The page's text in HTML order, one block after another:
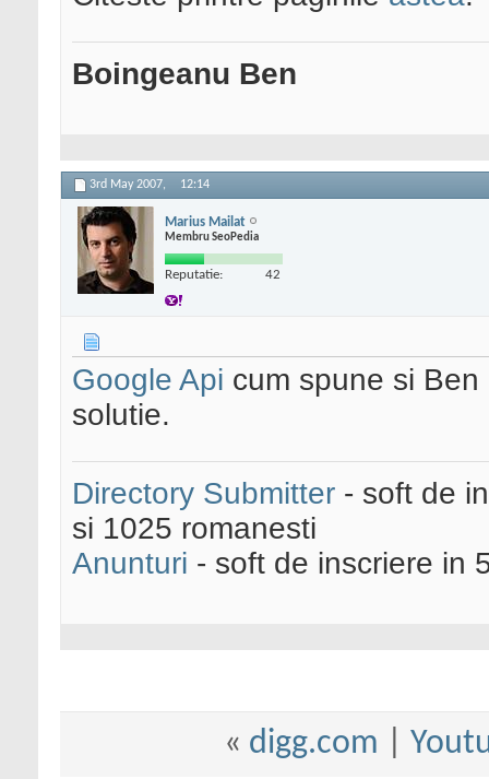
Boingeanu Ben
3rd May 2007, 12:14
Marius Mailat
Membru SeoPedia
Reputatie: 42
Google Api cum spune si
solutie.
Directory Submitter - soft de
si 1025 romanesti
Anunturi - soft de inscriere in
« digg.com